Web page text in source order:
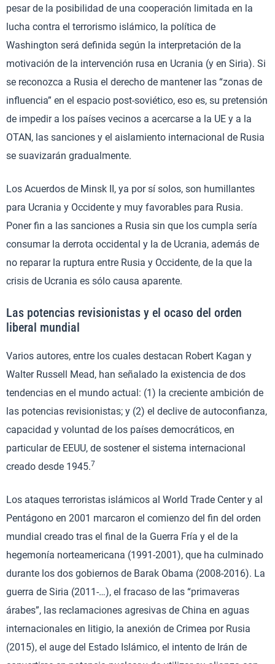
pesar de la posibilidad de una cooperación limitada en la
lucha contra el terrorismo islámico, la política de
Washington será definida según la interpretación de la
motivación de la intervención rusa en Ucrania (y en Siria). Si
se reconozca a Rusia el derecho de mantener las “zonas de
influencia” en el espacio post-soviético, eso es, su pretensión
de impedir a los países vecinos a acercarse a la UE y a la
OTAN, las sanciones y el aislamiento internacional de Rusia
se suavizarán gradualmente.
Los Acuerdos de Minsk II, ya por sí solos, son humillantes
para Ucrania y Occidente y muy favorables para Rusia.
Poner fin a las sanciones a Rusia sin que los cumpla sería
consumar la derrota occidental y la de Ucrania, además de
no reparar la ruptura entre Rusia y Occidente, de la que la
crisis de Ucrania es sólo causa aparente.
Las potencias revisionistas y el ocaso del orden
liberal mundial
Varios autores, entre los cuales destacan Robert Kagan y
Walter Russell Mead, han señalado la existencia de dos
tendencias en el mundo actual: (1) la creciente ambición de
las potencias revisionistas; y (2) el declive de autoconfianza,
capacidad y voluntad de los países democráticos, en
particular de EEUU, de sostener el sistema internacional
creado desde 1945.7
Los ataques terroristas islámicos al World Trade Center y al
Pentágono en 2001 marcaron el comienzo del fin del orden
mundial creado tras el final de la Guerra Fría y el de la
hegemonía norteamericana (1991-2001), que ha culminado
durante los dos gobiernos de Barak Obama (2008-2016). La
guerra de Siria (2011-…), el fracaso de las “primaveras
árabes”, las reclamaciones agresivas de China en aguas
internacionales en litigio, la anexión de Crimea por Rusia
(2015), el auge del Estado Islámico, el intento de Irán de